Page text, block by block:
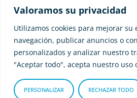
Valoramos su privacidad
Utilizamos cookies para mejorar su
navegación, publicar anuncios o
personalizados y analizar nuestro
"Aceptar todo", acepta nuestro uso
PERSONALIZAR RECHAZAR TODO
Adity Seguros – Mapa